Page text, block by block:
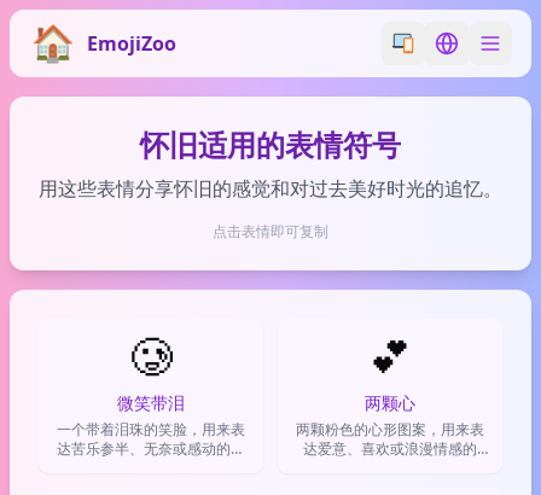
EmojiZoo Switch emoji
Switch
怀旧适用的表情符号
用这些表情分享怀旧的感觉和对过去美好时光的追忆。
点击表情即可复制
🥲
微笑带泪
一个带着泪珠的笑脸，用来表
达苦乐参半、无奈或感动的复
💕
两颗心
两颗粉色的心形图案，用来表
达爱意、喜欢或浪漫情感的